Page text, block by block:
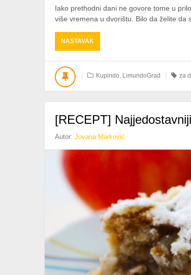
Iako prethodni dani ne govore tome u
više vremena u dvorištu. Bilo da želite da
NASTAVAK
ZABAVA
U
OD
Kupindo, LimundoGrad za
[RECEPT]
Autor: Jovana Marković